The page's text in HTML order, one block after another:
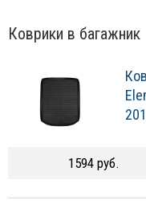
Коврики в багажник
1594 руб.